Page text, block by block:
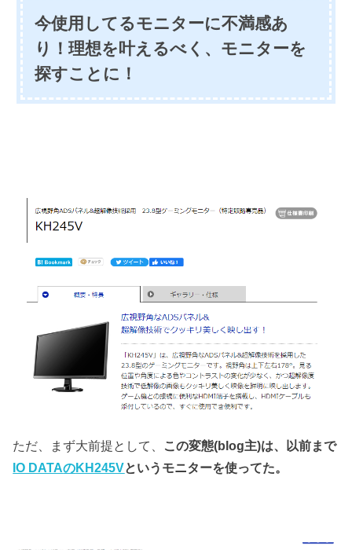
今使用してるモニターに不満感あ
り！理想を叶えるべく、モニターを
探すことに！
ただ、まず大前提として、 この変態(blog主)は、以前まで
IO DATAのKH245Vというモニターを使ってた。